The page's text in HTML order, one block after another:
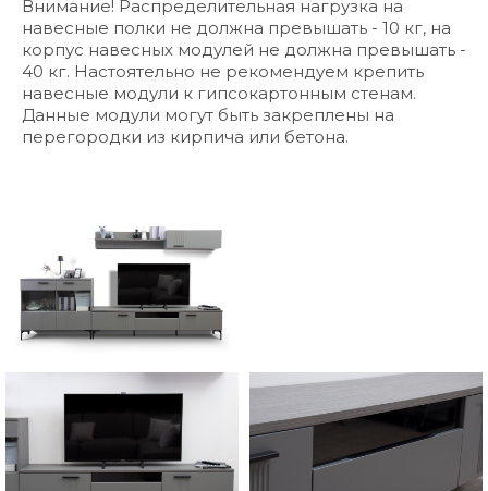
Внимание! Распределительная нагрузка на
навесные полки не должна превышать - 10 кг, на
корпус навесных модулей не должна превышать -
40 кг. Настоятельно не рекомендуем крепить
навесные модули к гипсокартонным стенам.
Данные модули могут быть закреплены на
перегородки из кирпича или бетона.